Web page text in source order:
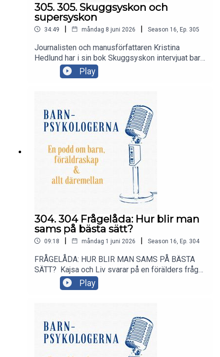
305. 305. Skuggsyskon och
supersyskon
34:49 | måndag 8 juni 2026 | Season 16 Ep. 305
Journalisten och manusförfattaren Kristina
Hedlund har i sin bok Skuggsyskon intervjuat barn
om deras upplevelser av att vara syskon till ett
barn med funktionsnedsättningar. I dagens avsnitt
för syskon och varför ett svårt liv inte behöver
innebära att man är olycklig.
Play
304. 304 Frågelåda: Hur blir man
sams på bästa sätt?
09:18 | måndag 1 juni 2026 | Season 16, Ep. 304
FRÅGELÅDA: HUR BLIR MAN SAMS PÅ BÄSTA
SÄTT? Kajsa och Liv svarar på en förälders fråga
om hur man på bästa sätt blir sams Det är vanligt
med bråk i vår familj, men hur blir man sams på
Play